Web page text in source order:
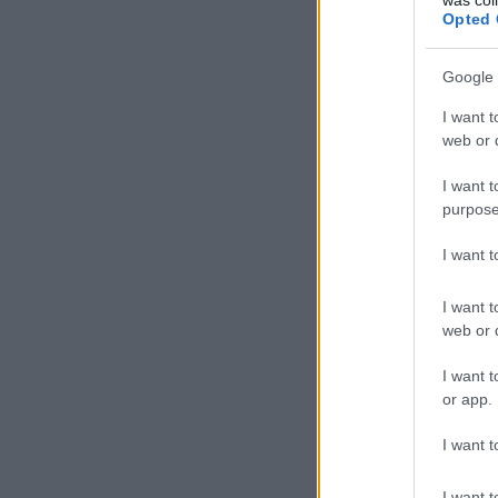
Opted
Google
I want
web or
I want
I want
I want
web or
I want
or app.
I want